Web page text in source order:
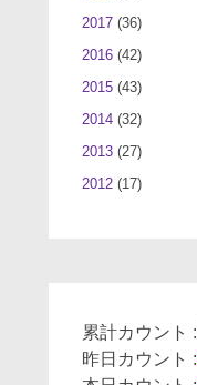
2017(36)
2016(42)
2015(43)
2014(32)
2013(27)
2012(17)
累計カウント :
昨日カウント :